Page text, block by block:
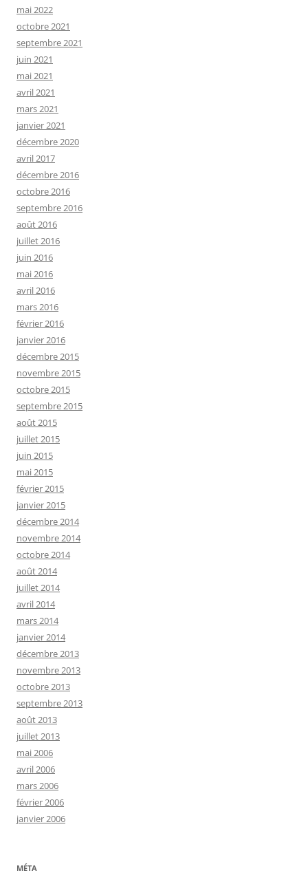
mai 2022
octobre 2021
septembre 2021
juin 2021
mai 2021
avril 2021
mars 2021
janvier 2021
décembre 2020
avril 2017
décembre 2016
octobre 2016
septembre 2016
août 2016
juillet 2016
juin 2016
mai 2016
avril 2016
mars 2016
février 2016
janvier 2016
décembre 2015
novembre 2015
octobre 2015
septembre 2015
août 2015
juillet 2015
juin 2015
mai 2015
février 2015
janvier 2015
décembre 2014
novembre 2014
octobre 2014
août 2014
juillet 2014
avril 2014
mars 2014
janvier 2014
décembre 2013
novembre 2013
octobre 2013
septembre 2013
août 2013
juillet 2013
mai 2006
avril 2006
mars 2006
février 2006
janvier 2006
MÉTA